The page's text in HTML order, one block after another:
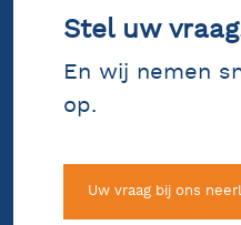
Stel uw
En wij nemen
op.
Uw vraag bij ons